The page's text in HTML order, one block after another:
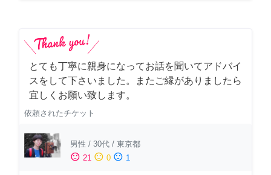
とても丁寧に親身になってお話を聞いてアドバイ
スをして下さいました。またご縁がありましたら
宜しくお願い致します。
依頼されたチケット
男性 / 30代 / 東京都
sentiment_satisfied 21 sentiment_neutral 0 sentiment_dissatisfied 1